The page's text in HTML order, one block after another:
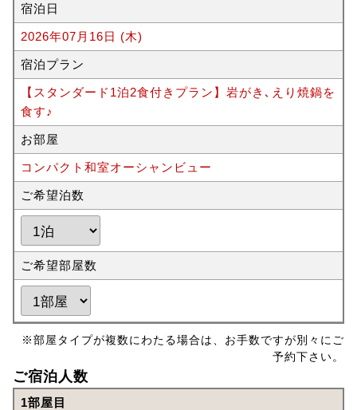
宿泊日
2026年07月16日 (木)
宿泊プラン
【スタンダード1泊2食付きプラン】岩がき､えり焼鍋を
食す♪
お部屋
コンパクト和室オーシャンビュー
ご希望泊数
ご希望部屋数
※部屋タイプが複数にわたる場合は、お手数ですが別々にご
予約下さい。
ご宿泊人数
1部屋目